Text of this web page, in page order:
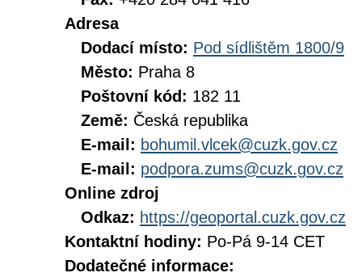
Adresa
Dodací místo: Pod sídlištěm 1800/9
Město: Praha 8
Poštovní kód: 182 11
Země: Česká republika
E-mail: bohumil.vlcek@cuzk.gov.cz
E-mail: podpora.zums@cuzk.gov.cz
Online zdroj
Odkaz: https://geoportal.cuzk.gov.cz
Kontaktní hodiny: Po-Pá 9-14 CET
Dodatečné informace: